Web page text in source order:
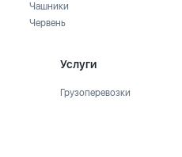
Чашники
Червень
Услуги
Грузоперевозки